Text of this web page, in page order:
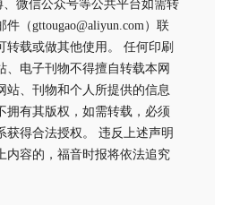
微信公众号等公共平台如需转
（gttougao@aliyun.com）联
转载或做其他使用。 任何印刷
、电子刊物不得擅自转载本网
站、刊物和个人所提供的信息
拥有其版权，如需转载，必须
获得合法授权。 违反上述声明
内容的，福音时报将依法追究